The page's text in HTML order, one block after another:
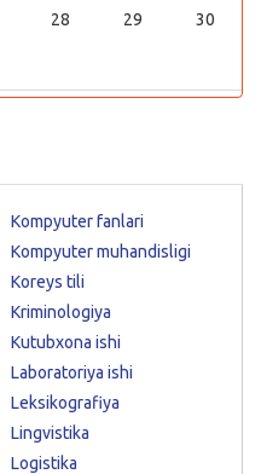
28 29 30
Kompyuter fanlari
Kompyuter muhandisligi
Koreys tili
Kriminologiya
Kutubxona ishi
Laboratoriya ishi
Leksikografiya
Lingvistika
Logistika